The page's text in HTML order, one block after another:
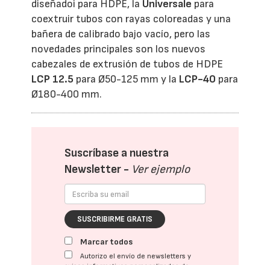
diseñadoi para HDPE, la Universale para
coextruir tubos con rayas coloreadas y una
bañera de calibrado bajo vacío, pero las
novedades principales son los nuevos
cabezales de extrusión de tubos de HDPE
LCP 12.5 para Ø50-125 mm y la LCP-40 para
Ø180-400 mm.
Suscríbase a nuestra
Newsletter - Ver ejemplo
SUSCRIBIRME GRATIS
Marcar todos
Autorizo el envío de newsletters y